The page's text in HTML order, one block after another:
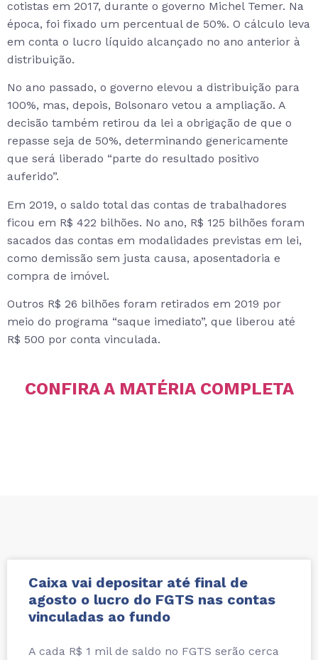
cotistas em 2017, durante o governo Michel Temer. Na
época, foi fixado um percentual de 50%. O cálculo leva
em conta o lucro líquido alcançado no ano anterior à
distribuição.
No ano passado, o governo elevou a distribuição para
100%, mas, depois, Bolsonaro vetou a ampliação. A
decisão também retirou da lei a obrigação de que o
repasse seja de 50%, determinando genericamente
que será liberado “parte do resultado positivo
auferido”.
Em 2019, o saldo total das contas de trabalhadores
ficou em R$ 422 bilhões. No ano, R$ 125 bilhões foram
sacados das contas em modalidades previstas em lei,
como demissão sem justa causa, aposentadoria e
compra de imóvel.
Outros R$ 26 bilhões foram retirados em 2019 por
meio do programa “saque imediato”, que liberou até
R$ 500 por conta vinculada.
CONFIRA A MATÉRIA COMPLETA
Caixa vai depositar até final de
agosto o lucro do FGTS nas contas
vinculadas ao fundo
A cada R$ 1 mil de saldo no FGTS serão cerca